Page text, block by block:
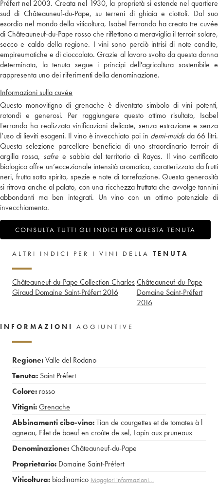
Préfert nel 2003. Creata nel 1930, la proprietà si estende nel quartiere
sud di Châteauneuf-du-Pape, su terreni di ghiaia e ciottoli. Dal suo
esordio nel mondo della viticoltura, Isabel Ferrando ha creato tre cuvée
di Châteauneuf-du-Pape rosso che riflettono a meraviglia il terroir solare,
secco e caldo della regione. I vini sono perciò intrisi di note candite,
empireumatiche e di cioccolato. Grazie al lavoro svolto da questa donna
determinata, la tenuta segue i principi dell'agricoltura sostenibile e
rappresenta uno dei riferimenti della denominazione.
Informazioni sulla cuvée
Questo monovitigno di grenache è diventato simbolo di vini potenti,
rotondi e generosi. Per raggiungere questo ottimo risultato, Isabel
Ferrando ha realizzato vinificazioni delicate, senza estrazione e senza
l’uso di lieviti esogeni. Il vino è invecchiato poi in demi-muids da 66 litri.
Questa selezione parcellare beneficia di uno straordinario terroir di
argilla rossa, safre e sabbia del territorio di Rayas. Il vino certificato
biologico offre un’eccezionale intensità aromatica, caratterizzata da frutti
neri, frutta sotto spirito, spezie e note di torrefazione. Questa generosità
si ritrova anche al palato, con una ricchezza fruttata che avvolge tannini
abbondanti ma ben integrati. Un vino con un ottimo potenziale di
invecchiamento.
CONSULTA TUTTI GLI INDICI PER QUESTA TENUTA
ALTRI INDICI PER I VINI DELLA TENUTA
Châteauneuf-du-Pape Collection Charles
Giraud Domaine Saint-Préfert 2016
Châteauneuf-du-Pape
Domaine Saint-Préfert
2016
INFORMAZIONI AGGIUNTIVE
Regione:Valle del Rodano
Tenuta: Saint Préfert
Colore: rosso
Vitigni:Grenache
Abbinamenti cibo-vino:Tian de courgettes et de tomates à l
agneau, Filet de boeuf en croûte de sel, Lapin aux pruneaux
Denominazione:Châteauneuf-du-Pape
Proprietario: Domaine Saint-Préfert
Viticoltura: biodinamico Maggiori informazioni…